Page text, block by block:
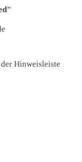
Hinweisleiste